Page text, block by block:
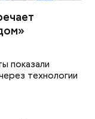
показали
технологии